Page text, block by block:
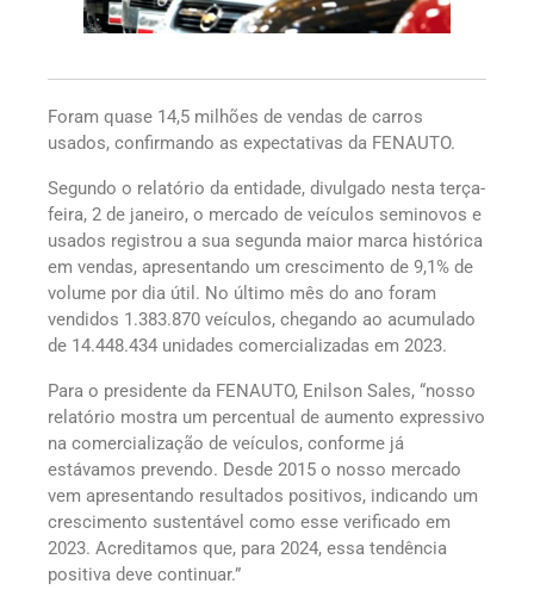
Foram quase 14,5 milhões de vendas de carros
usados, confirmando as expectativas da FENAUTO.
Segundo o relatório da entidade, divulgado nesta terça-
feira, 2 de janeiro, o mercado de veículos seminovos e
usados registrou a sua segunda maior marca histórica
em vendas, apresentando um crescimento de 9,1% de
volume por dia útil. No último mês do ano foram
vendidos 1.383.870 veículos, chegando ao acumulado
de 14.448.434 unidades comercializadas em 2023.
Para o presidente da FENAUTO, Enilson Sales, “nosso
relatório mostra um percentual de aumento expressivo
na comercialização de veículos, conforme já
estávamos prevendo. Desde 2015 o nosso mercado
vem apresentando resultados positivos, indicando um
crescimento sustentável como esse verificado em
2023. Acreditamos que, para 2024, essa tendência
positiva deve continuar.”